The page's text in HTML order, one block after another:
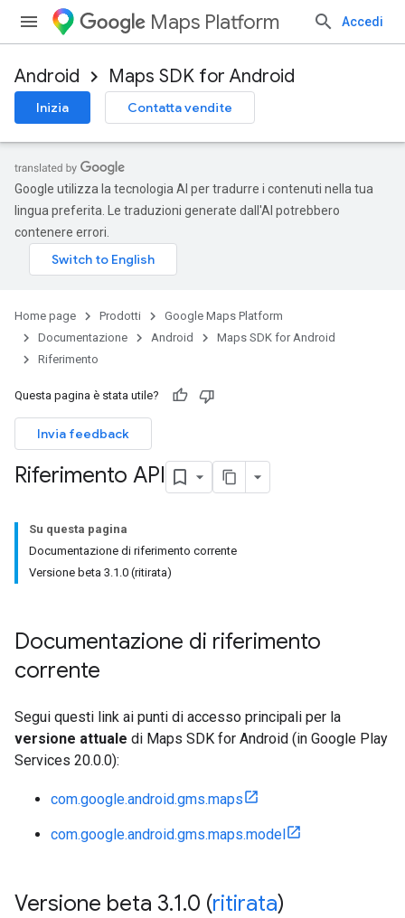
Maps Platform Accedi
Android Maps SDK for Android
Inizia Contatta vendite
Google utilizza la tecnologia AI per tradurre i contenuti nella tua
lingua preferita. Le traduzioni generate dall'AI potrebbero
contenere errori.
Home page Prodotti
Google Maps Platform
Documentazione
Android
Maps SDK for Android
Riferimento
Questa pagina è stata utile?
Invia feedback
Riferimento API
Su questa pagina
Documentazione di riferimento corrente
Versione beta 3.1.0 (ritirata)
Documentazione di riferimento
corrente
Segui questi link ai punti di accesso principali per la
versione attuale di Maps SDK for Android (in Google Play
Services 20.0.0):
com.google.android.gms.maps
com.google.android.gms.maps.model
Versione beta 3.1.0 (ritirata)